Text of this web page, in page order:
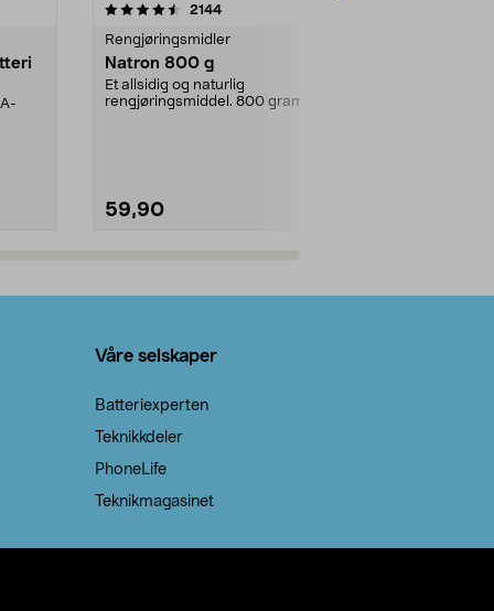
2144anmeldelser
Rengjøringsmidler
Natron 800 g
Et allsidig og naturlig
rengjøringsmiddel. 800 gram
59,90
4.0av 5 stjerner
Våre selskaper
Batteriexperten
Teknikkdeler
PhoneLife
Teknikmagasinet